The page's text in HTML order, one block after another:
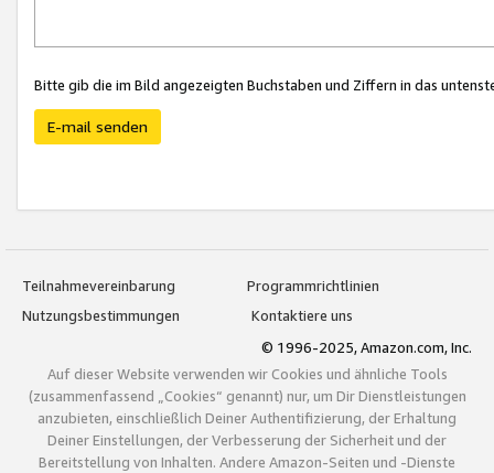
Bitte gib die im Bild angezeigten Buchstaben und Ziffern in das
E-mail senden
Teilnahmevereinbarung
Programmrichtlinien
Nutzungsbestimmungen
Kontaktiere uns
© 1996-2025, Amazon.com, Inc.
Auf dieser Website verwenden wir Cookies und ähnliche Tools
(zusammenfassend „Cookies“ genannt) nur, um Dir Dienstleistungen
anzubieten, einschließlich Deiner Authentifizierung, der Erhaltung
Deiner Einstellungen, der Verbesserung der Sicherheit und der
Bereitstellung von Inhalten. Andere Amazon-Seiten und -Dienste